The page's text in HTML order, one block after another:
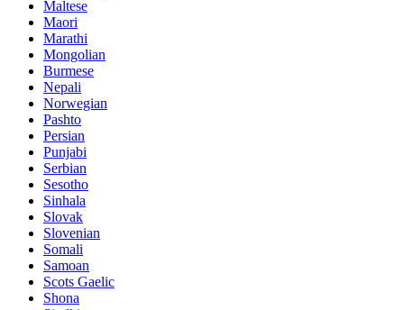
Maltese
Maori
Marathi
Mongolian
Burmese
Nepali
Norwegian
Pashto
Persian
Punjabi
Serbian
Sesotho
Sinhala
Slovak
Slovenian
Somali
Samoan
Scots Gaelic
Shona